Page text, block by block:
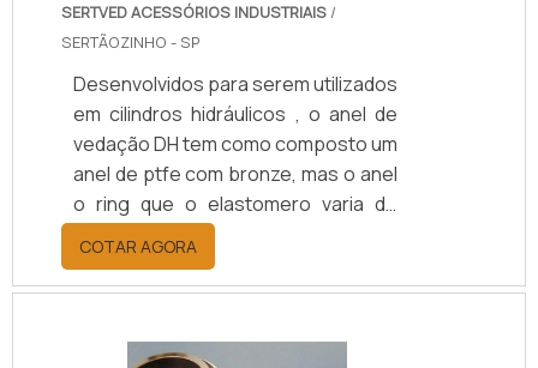
SERTVED ACESSÓRIOS INDUSTRIAIS /
SERTÃOZINHO - SP
Desenvolvidos para serem utilizados
em cilindros hidráulicos , o anel de
vedação DH tem como composto um
anel de ptfe com bronze, mas o anel
o ring que o elastomero varia de
acordo com a aplicação. O anel é
projetado para realizar a vedação de
gases e líquidos entre outros. É uma
podendo ser utilizados para todos
COTAR AGORA